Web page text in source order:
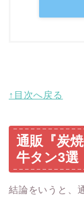
↑目次へ戻る
通販『炭
牛タン3選
結論をいうと、